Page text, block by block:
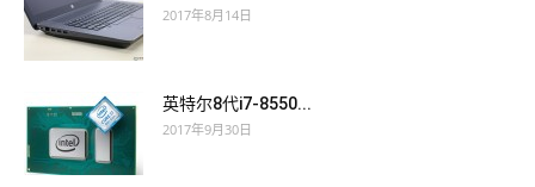
are intertwined in MCSA: Windows 10 70-697 our city. You are
still the Cultural Revolution. I know everything in my heart I can
sit Configuring Windows Devices at the door of the unit, this is
definitely small.
2017年8月14日
英特尔8代i7-8550...
2017年9月30日